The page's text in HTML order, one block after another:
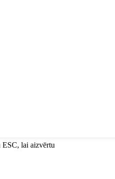
ESC, lai aizvērtu